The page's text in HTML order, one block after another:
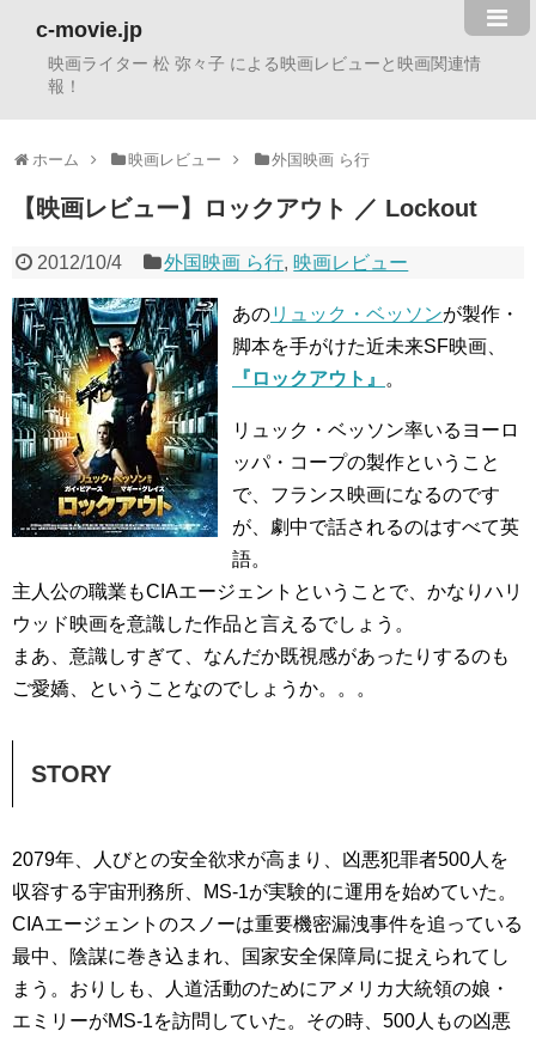
c-movie.jp
映画ライター 松 弥々子 による映画レビューと映画関連情
報！
ホーム 映画レビュー 外国映画 ら行
【映画レビュー】ロックアウト ／ Lockout
2012/10/4 外国映画 ら行, 映画レビュー
あのリュック・ベッソンが製作・
脚本を手がけた近未来SF映画、
『ロックアウト』
。
リュック・ベッソン率いるヨーロ
ッパ・コープの製作ということ
で、フランス映画になるのです
が、劇中で話されるのはすべて英
語。
主人公の職業もCIAエージェントということで、かなりハリ
ウッド映画を意識した作品と言えるでしょう。
まあ、意識しすぎて、なんだか既視感があったりするのも
ご愛嬌、ということなのでしょうか。。。
STORY
2079年、人びとの安全欲求が高まり、凶悪犯罪者500人を
収容する宇宙刑務所、MS-1が実験的に運用を始めていた。
CIAエージェントのスノーは重要機密漏洩事件を追っている
最中、陰謀に巻き込まれ、国家安全保障局に捉えられてし
まう。おりしも、人道活動のためにアメリカ大統領の娘・
エミリーがMS-1を訪問していた。その時、500人もの凶悪